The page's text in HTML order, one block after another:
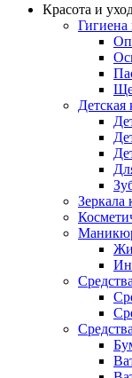
Красота и
Гигиена
Детская
Зеркала